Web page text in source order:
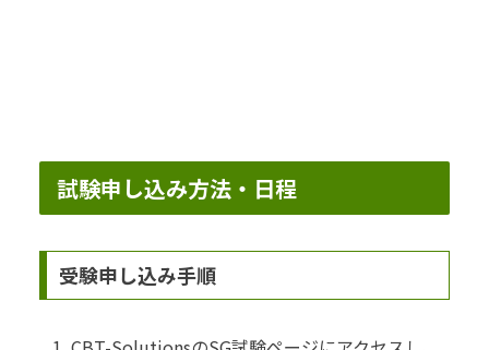
試験申し込み方法・日程
受験申し込み手順